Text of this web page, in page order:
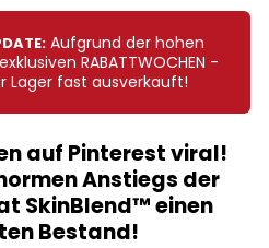
Aufgrund der hohen
RABATTWOCHEN -
Lager fast ausverkauft!
auf Pinterest viral!
Anstiegs der
SkinBlend™ einen
Bestand!